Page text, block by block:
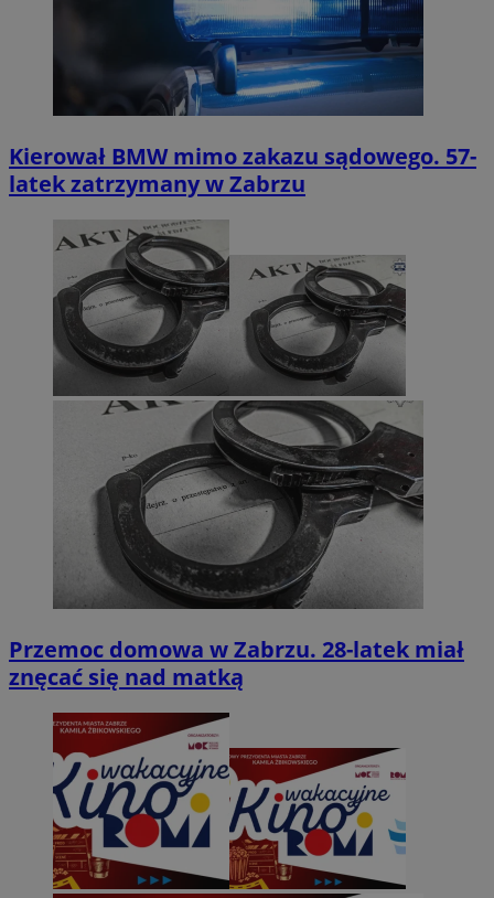
Kierował BMW mimo zakazu sądowego. 57-
latek zatrzymany w Zabrzu
Przemoc domowa w Zabrzu. 28-latek miał
znęcać się nad matką